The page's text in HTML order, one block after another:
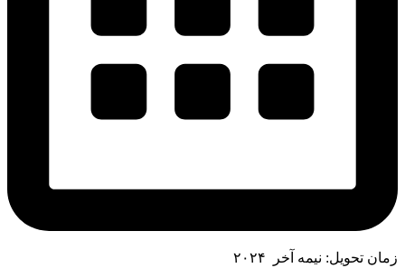
زمان تحویل: نیمه آخر ۲۰۲۴